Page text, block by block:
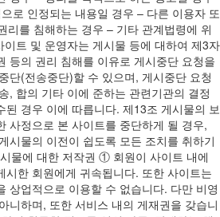
로 인정되는 내용일 경우 – 다른 이용자 또
리를 침해하는 경우 – 기타 관계법령에 위
트 및 운영자는 게시물 등에 대하여 제3자
등의 권리 침해를 이유로 게시중단 요청을
단(전송중단)할 수 있으며, 게시중단 요청
, 합의 기타 이에 준하는 관련기관의 결정
된 경우 이에 따릅니다. 제13조 게시물의 보
사정으로 본 사이트를 중단하게 될 경우,
시물의 이전이 쉽도록 모든 조치를 취하기
물에 대한 저작권 ① 회원이 사이트 내에
시한 회원에게 귀속됩니다. 또한 사이트는
상업적으로 이용할 수 없습니다. 다만 비영
니하며, 또한 서비스 내의 게재권을 갖습니